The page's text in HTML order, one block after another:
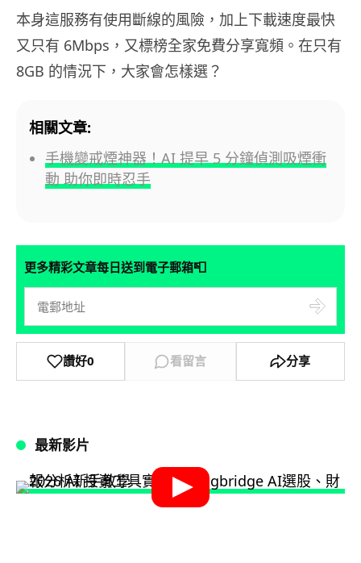
本身這服務有使用斷線的風險，加上下載速度最快
又只有 6Mbps，又標榜全家免費分享寬頻。在只有
8GB 的情況下，大家會怎樣選？
相關文章:
手機變戒煙神器！AI 提早 5 分鐘偵測吸煙衝
動 助你即時忍手
更多精彩文章每日送到電子郵箱📮
讚好0 看留言 分享
最新影片